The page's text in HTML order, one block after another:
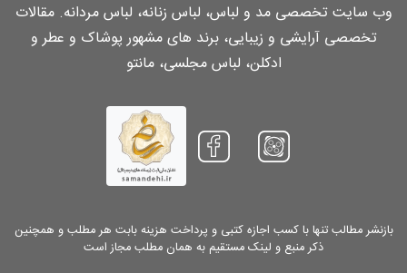
وب سایت تخصصی مد و لباس، لباس زنانه، لباس مردانه. مقالات
تخصصی آرایشی و زیبایی، برند های مشهور پوشاک و عطر و
ادکلن، لباس مجلسی، مانتو
بازنشر مطالب تنها با کسب اجازه کتبی و پرداخت هزینه بابت هر مطلب و همچنین
ذکر منبع و لینک مستقیم به همان مطلب مجاز است